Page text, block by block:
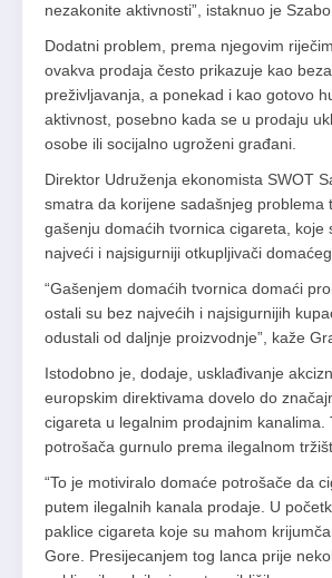
nezakonite aktivnosti”, istaknuo je Szabo.
Dodatni problem, prema njegovim
ovakva prodaja često prikazuje kao
preživljavanja, a ponekad i kao gotovo
aktivnost, posebno kada se u prodaju
osobe ili socijalno ugroženi građani.
Direktor Udruženja ekonomista SWOT
smatra da korijene sadašnjeg problema
gašenju domaćih tvornica cigareta, koje
najveći i najsigurniji otkupljivači
“Gašenjem domaćih tvornica domaći
ostali su bez najvećih i najsigurnijih
odustali od daljnje proizvodnje”, kaže
Istodobno je, dodaje, usklađivanje
europskim direktivama dovelo do
cigareta u legalnim prodajnim kanalima.
potrošača gurnulo prema ilegalnom
“To je motiviralo domaće potrošače da
putem ilegalnih kanala prodaje. U
paklice cigareta koje su mahom
Gore. Presijecanjem tog lanca prije